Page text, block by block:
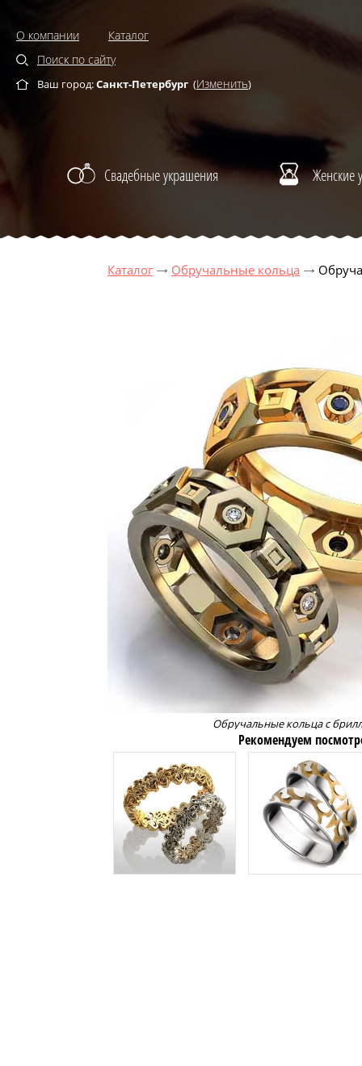
О компании
Каталог
Поиск по сайту
Ваш город:Санкт-Петербург (Изменить)
Свадебные украшения Женские
Каталог Обручальные кольца
Обручальные кольца с
Рекомендуем